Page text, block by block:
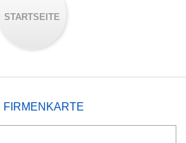
STARTSEITE
FIRMENKARTE